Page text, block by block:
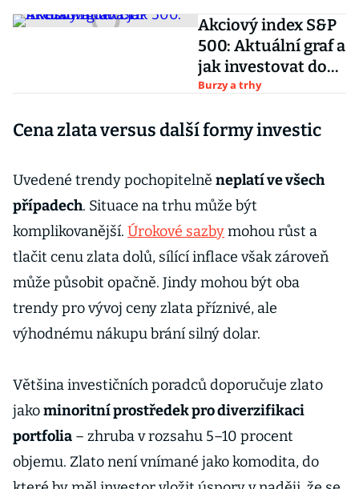
Akciový index S&P
500: Aktuální graf a
jak investovat do
ETF
Burzy a trhy
Cena zlata versus další formy investic
Uvedené trendy pochopitelně neplatí ve všech
případech. Situace na trhu může být
komplikovanější. Úrokové sazbymohou růst a
tlačit cenu zlata dolů, sílící inflace však zároveň
může působit opačně. Jindy mohou být oba
trendy pro vývoj ceny zlata příznivé, ale
výhodnému nákupu brání silný dolar.
Většina investičních poradců doporučuje zlato
jakominoritní prostředek pro diverzifikaci
portfolia – zhruba v rozsahu 5–10 procent
objemu. Zlato není vnímané jako komodita, do